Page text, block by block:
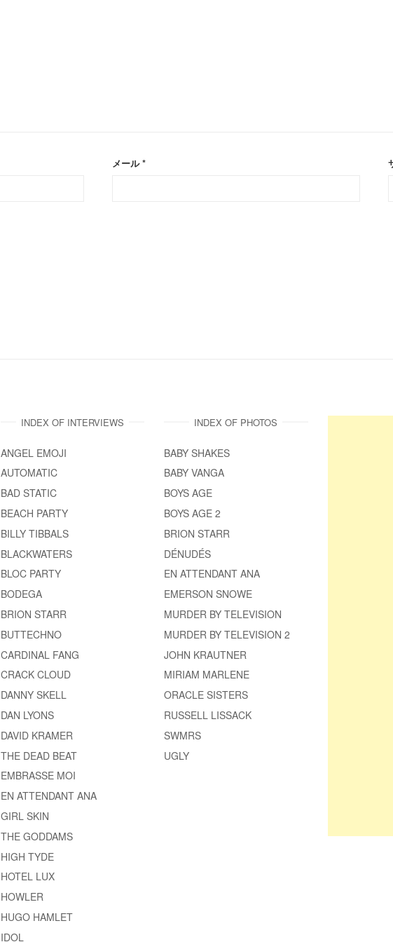
メール*
INDEX OF INTERVIEWS
ANGEL EMOJI
AUTOMATIC
BAD STATIC
BEACH PARTY
BILLY TIBBALS
BLACKWATERS
BLOC PARTY
BODEGA
BRION STARR
BUTTECHNO
CARDINAL FANG
CRACK CLOUD
DANNY SKELL
DAN LYONS
DAVID KRAMER
THE DEAD BEAT
EMBRASSE MOI
EN ATTENDANT ANA
GIRL SKIN
THE GODDAMS
HIGH TYDE
HOTEL LUX
HOWLER
HUGO HAMLET
IDOL
INDEX OF PHOTOS
BABY SHAKES
BABY VANGA
BOYS AGE
BOYS AGE 2
BRION STARR
DÉNUDÉS
EN ATTENDANT ANA
EMERSON SNOWE
MURDER BY TELEVISION
MURDER BY TELEVISION 2
JOHN KRAUTNER
MIRIAM MARLENE
ORACLE SISTERS
RUSSELL LISSACK
SWMRS
UGLY